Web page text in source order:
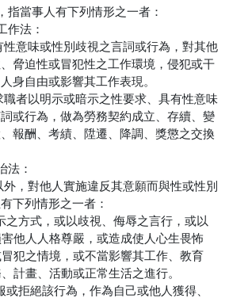
指當事人有下列情形之一者：
作法：
有性意味或性別歧視之言詞或行為，對其他
性、脅迫性或冒犯性之工作環境，侵犯或干
人身自由或影響其工作表現。
求職者以明示或暗示之性要求、具有性意味
言詞或行為，做為勞務契約成立、存續、變
置、報酬、考績、陞遷、降調、獎懲之交換
法：
以外，對他人實施違反其意願而與性或性別
有下列情形之一者：
示之方式，或以歧視、侮辱之言行，或以
損害他人人格尊嚴，或造成使人心生畏怖
或冒犯之情境，或不當影響其工作、教育
務、計畫、活動或正常生活之進行。
服或拒絕該行為，作為自己或他人獲得、